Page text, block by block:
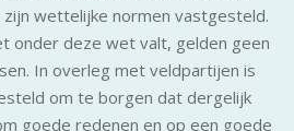
wettelijke normen vastgesteld.
onder deze wet valt, gelden geen
In overleg met veldpartijen is
om te borgen dat dergelijk
goede redenen en op een goede